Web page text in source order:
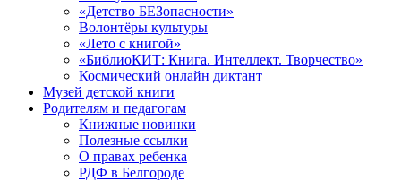
«Детство БЕЗопасности»
Волонтёры культуры
«Лето с книгой»
«БиблиоКИТ: Книга. Интеллект. Творчество»
Космический онлайн диктант
Музей детской книги
Родителям и педагогам
Книжные новинки
Полезные ссылки
О правах ребенка
РДФ в Белгороде